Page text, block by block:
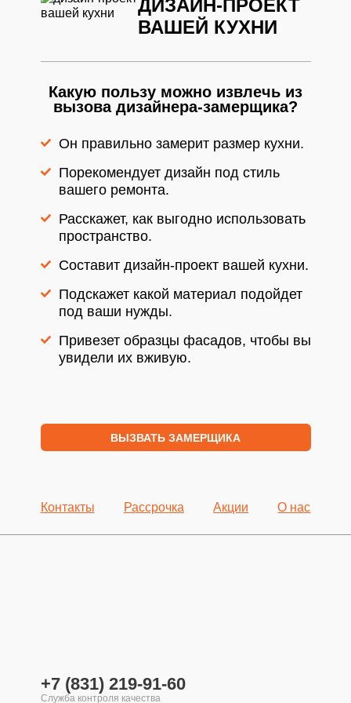
ДИЗАЙН-ПРОЕКТ
ВАШЕЙ КУХНИ
Какую пользу можно извлечь из
вызова дизайнера-замерщика?
Он правильно замерит размер кухни.
Порекомендует дизайн под стиль
вашего ремонта.
Расскажет, как выгодно использовать
пространство.
Составит дизайн-проект вашей кухни.
Подскажет какой материал подойдет
под ваши нужды.
Привезет образцы фасадов, чтобы вы
увидели их вживую.
ВЫЗВАТЬ ЗАМЕРЩИКА
Контакты Рассрочка Акции О нас
+7 (831) 219-91-60